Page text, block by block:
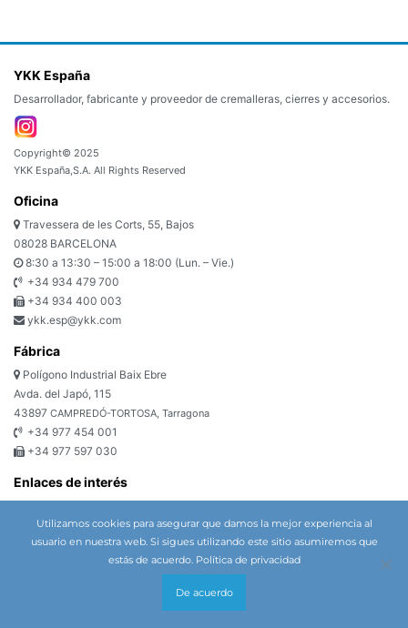
YKK España
Desarrollador, fabricante y proveedor de cremalleras, cierres y accesorios.
Copyright© 2025
YKK España,S.A. All Rights Reserved
Oficina
Travessera de les Corts, 55, Bajos
08028 BARCELONA
8:30 a 13:30 – 15:00 a 18:00 (Lun. – Vie.)
+34 934 479 700
+34 934 400 003
ykk.esp@ykk.com
Fábrica
Polígono Industrial Baix Ebre
Avda. del Japó, 115
43897 CAMPREDÓ-TORTOSA, Tarragona
+34 977 454 001
+34 977 597 030
Enlaces de interés
Política de cookies
Condiciones generales de venta y suministro de bienes (EMEA)
Formulario de contacto
Utilizamos cookies para asegurar que damos la mejor experiencia al
usuario en nuestra web. Si sigues utilizando este sitio asumiremos que
estás de acuerdo. Política de privacidad
De acuerdo